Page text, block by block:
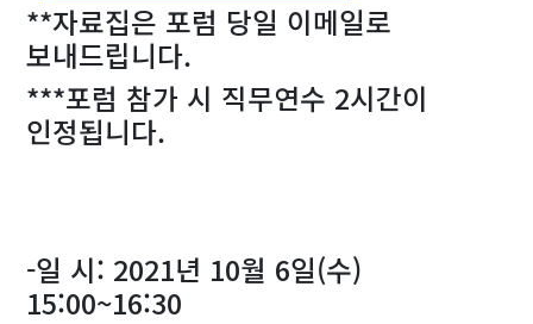
**자료집은 포럼 당일 이메일로
보내드립니다.
***포럼 참가 시 직무연수 2시간이
인정됩니다.
-일 시: 2021년 10월 6일(수)
15:00~16:30